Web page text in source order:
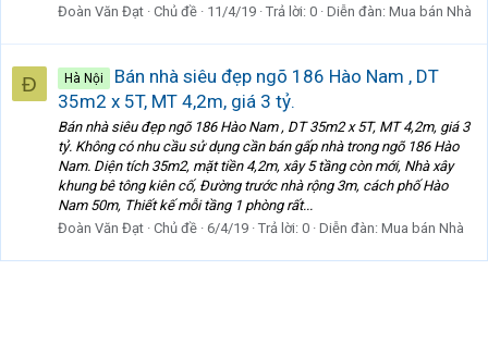
Đoàn Văn Đạt Chủ đề 11/4/19 Trả lời: 0 Diễn đàn: Mua bán Nhà
Đ Hà Nội
Bán nhà siêu đẹp ngõ 186 Hào Nam , DT
35m2 x 5T, MT 4,2m, giá 3 tỷ.
Bán nhà siêu đẹp ngõ 186 Hào Nam , DT 35m2 x 5T, MT 4,2m, giá 3
tỷ. Không có nhu cầu sử dụng cần bán gấp nhà trong ngõ 186 Hào
Nam. Diện tích 35m2, mặt tiền 4,2m, xây 5 tầng còn mới, Nhà xây
khung bê tông kiên cố, Đường trước nhà rộng 3m, cách phố Hào
Nam 50m, Thiết kế mỗi tầng 1 phòng rất...
Đoàn Văn Đạt Chủ đề 6/4/19 Trả lời: 0 Diễn đàn: Mua bán Nhà